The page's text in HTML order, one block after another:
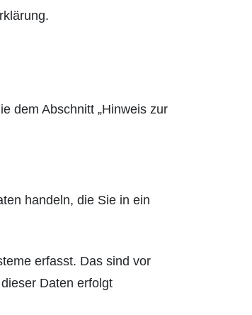
dem Abschnitt „Hinweis zur
handeln, die Sie in ein
erfasst. Das sind vor
Daten erfolgt